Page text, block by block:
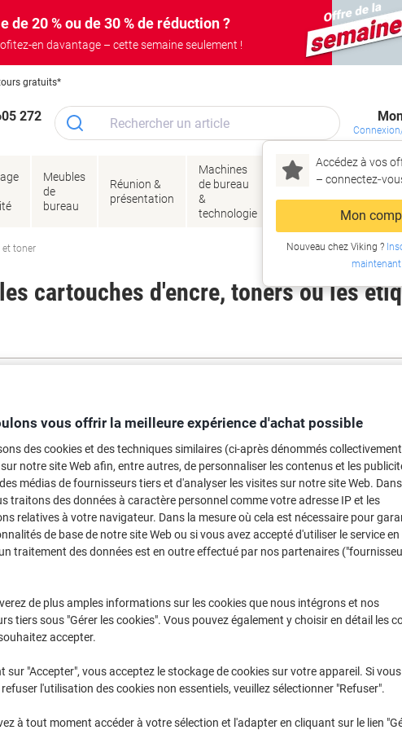
de 20 % ou de 30 % de réduction ?
en davantage – cette semaine seulement !
gratuits*
272
Accédez à vos
–
Mon
Nouveau chez Viking ?
maintenant
Meubles
de
bureau
Réunion &
présentation
Machines
de bureau
&
technologie
Encres
Papier,
enveloppes
&
emballage
et toner
cartouches d'encre, toners ou les
les cartouches précédemment achetéesSe connecter
Officejet Pro 6860 AIO Cartouches
vous offrir la meilleure expérience d'achat possible
des cookies et des techniques similaires (ci-après dénommés collectivement
notre site Web afin, entre autres, de personnaliser les contenus et les
médias de fournisseurs tiers et d'analyser les visites sur notre site Web.
traitons des données à caractère personnel comme votre adresse IP et les
relatives à votre navigateur. Dans la mesure où cela est nécessaire pour
de base de notre site Web ou si vous avez accepté d'utiliser le service en
traitement des données est en outre effectué par nos partenaires
de plus amples informations sur les cookies que nous intégrons et nos
tiers sous "Gérer les cookies". Vous pouvez également y choisir en détail les
accepter.
sur "Accepter", vous acceptez le stockage de cookies sur votre appareil. Si vous
l'utilisation des cookies non essentiels, veuillez sélectionner "Refuser".
à tout moment accéder à votre sélection et l'adapter en cliquant sur le lien